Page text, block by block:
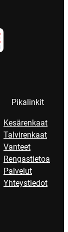
Pikalinkit
Kesärenkaat
Talvirenkaat
Vanteet
Rengastietoa
Palvelut
Yhteystiedot